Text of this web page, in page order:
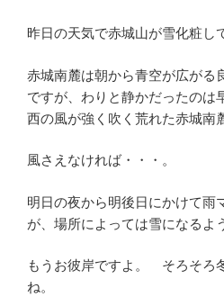
昨日の天気で赤城山が雪化粧し
赤城南麓は朝から青空が広がる
ですが、わりと静かだったのは
西の風が強く吹く荒れた赤城南
風さえなければ・・・。
明日の夜から明後日にかけて雨
が、場所によっては雪になるよ
もうお彼岸ですよ。 そろそろ
ね。